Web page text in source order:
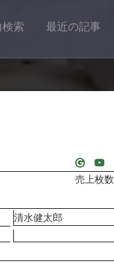
索 最近の記事
売上枚
清水健太郎